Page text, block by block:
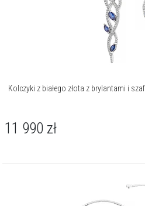
Kolczyki z białego złota z brylantami i
11 990 zł